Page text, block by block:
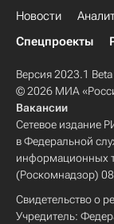
Новости
Спецпроекты
Версия 2023.1 Beta
© 2026 МИА
Вакансии
Сетевое издание
в Федеральной
информационных
(Роскомнадзор)
Свидетельство о
Учредитель: